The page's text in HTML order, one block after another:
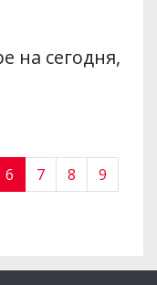
на сегодня,
6 7 8
9